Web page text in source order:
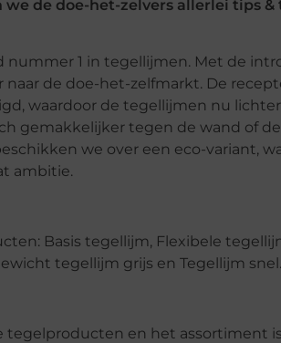
de doe-het-zelvers allerlei tips &
nummer 1 in tegellijmen. Met de
de doe-het-zelfmarkt. De
waardoor de tegellijmen nu
gemakkelijker tegen de wand of
we over een eco-variant,
ambitie.
Basis tegellijm, Flexibele
tegellijm grijs en Tegellijm snel.
tegelproducten en het assortiment is